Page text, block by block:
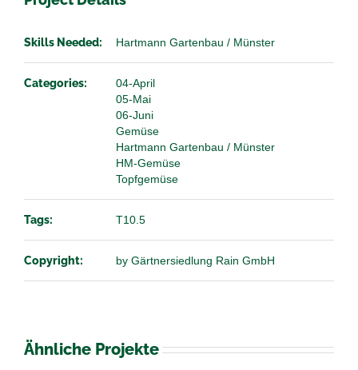
Skills Needed: Hartmann Gartenbau / Münster
Categories:
04-April
05-Mai
06-Juni
Gemüse
Hartmann Gartenbau / Münster
HM-Gemüse
Topfgemüse
Tags: T10.5
Copyright: by Gärtnersiedlung Rain GmbH
Ähnliche Projekte